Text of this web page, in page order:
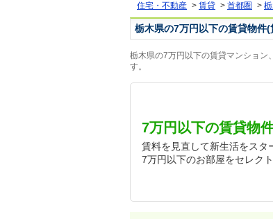
住宅・不動産 > 賃貸 > 首都圏 >
栃木県の7万円以下の賃貸物件
栃木県の7万円以下の賃貸マンション
す。
7万円以下の賃貸物
賃料を見直して新生活をスタ
7万円以下のお部屋をセレクト